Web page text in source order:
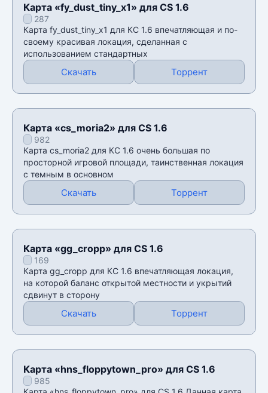
Карта «fy_dust_tiny_x1» для CS 1.6
287
Карта fy_dust_tiny_x1 для КС 1.6 впечатляющая и по-
своему красивая локация, сделанная с
использованием стандартных
Скачать Торрент
Карта «cs_moria2» для CS 1.6
982
Карта cs_moria2 для КС 1.6 очень большая по
просторной игровой площади, таинственная локация
с темным в основном
Скачать Торрент
Карта «gg_cropp» для CS 1.6
169
Карта gg_cropp для КС 1.6 впечатляющая локация,
на которой баланс открытой местности и укрытий
сдвинут в сторону
Скачать Торрент
Карта «hns_floppytown_pro» для CS 1.6
985